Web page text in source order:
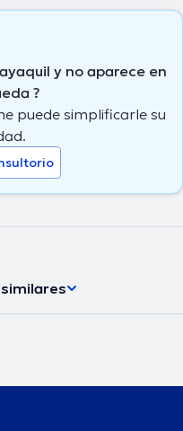
y no aparece en
?
puede simplificarle su